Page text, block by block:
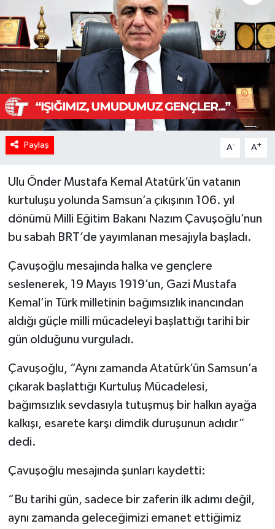
Paylaş A- A+
Ulu Önder Mustafa Kemal Atatürk’ün vatanın
kurtuluşu yolunda Samsun’a çıkışının 106. yıl
dönümü Milli Eğitim Bakanı Nazım Çavuşoğlu’nun
bu sabah BRT’de yayımlanan mesajıyla başladı.
Çavuşoğlu mesajında halka ve gençlere
seslenerek, 19 Mayıs 1919’un, Gazi Mustafa
Kemal’in Türk milletinin bağımsızlık inancından
aldığı güçle milli mücadeleyi başlattığı tarihi bir
gün olduğunu vurguladı.
Çavuşoğlu, “Aynı zamanda Atatürk’ün Samsun’a
çıkarak başlattığı Kurtuluş Mücadelesi,
bağımsızlık sevdasıyla tutuşmuş bir halkın ayağa
kalkışı, esarete karşı dimdik duruşunun adıdır”
dedi.
Çavuşoğlu mesajında şunları kaydetti:
“Bu tarihi gün, sadece bir zaferin ilk adımı değil,
aynı zamanda geleceğimizi emanet ettiğimiz